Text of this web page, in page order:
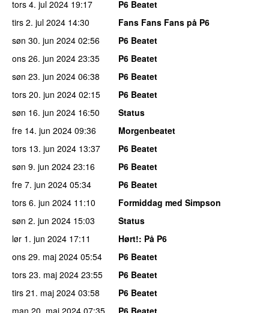
tors 4. jul 2024 19:17
P6 Beatet
tirs 2. jul 2024 14:30
Fans Fans Fans på P6
søn 30. jun 2024 02:56
P6 Beatet
ons 26. jun 2024 23:35
P6 Beatet
søn 23. jun 2024 06:38
P6 Beatet
tors 20. jun 2024 02:15
P6 Beatet
søn 16. jun 2024 16:50
Status
fre 14. jun 2024 09:36
Morgenbeatet
tors 13. jun 2024 13:37
P6 Beatet
søn 9. jun 2024 23:16
P6 Beatet
fre 7. jun 2024 05:34
P6 Beatet
tors 6. jun 2024 11:10
Formiddag med Simpson
søn 2. jun 2024 15:03
Status
lør 1. jun 2024 17:11 Hørt!: På P6
ons 29. maj 2024 05:54
P6 Beatet
tors 23. maj 2024 23:55
P6 Beatet
tirs 21. maj 2024 03:58
P6 Beatet
man 20. maj 2024 07:35
P6 Beatet